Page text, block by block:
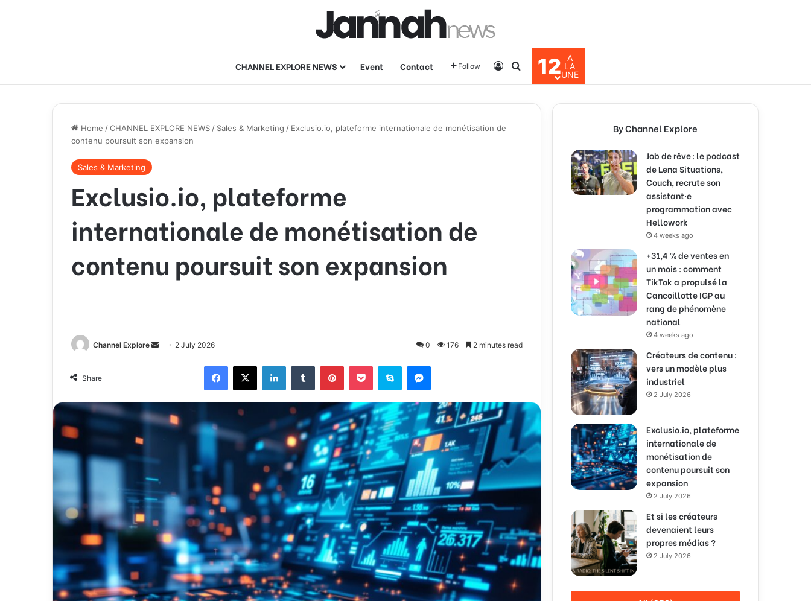
CHANNEL EXPLORE NEWS Event Contact Follow Log InSearch for
12
A
LA
UNE
Home /CHANNEL EXPLORE NEWS / Sales & Marketing / Exclusio.io, plateforme internationale de monétisation de
contenu poursuit son expansion
Sales & Marketing
Exclusio.io, plateforme
internationale de monétisation de
contenu poursuit son expansion
Channel Explore
a
n
l
2 July 2026 0 176 2 minutes read
Share
By Channel Explore
Job de rêve : le podcast
de Lena Situations,
Couch, recrute son
assistant·e
programmation avec
Hellowork
4 weeks ago
+31,4 % de ventes en
un mois : comment
TikTok a propulsé la
Cancoillotte IGP au
rang de phénomène
national
4 weeks ago
Créateurs de contenu :
vers un modèle plus
industriel
2 July 2026
Exclusio.io, plateforme
internationale de
monétisation de
contenu poursuit son
expansion
2 July 2026
Et si les créateurs
devenaient leurs
propres médias ?
2 July 2026